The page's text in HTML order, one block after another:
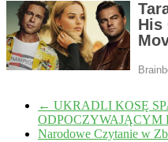
← UKRADLI KOSĘ
ODPOCZYWAJĄCYM
Narodowe Czytanie w